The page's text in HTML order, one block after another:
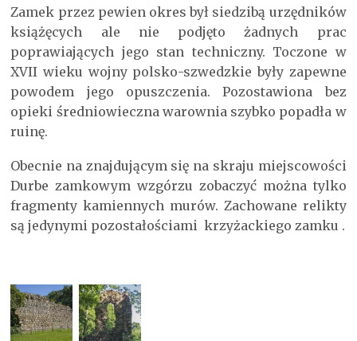
Zamek przez pewien okres był siedzibą urzędników
książęcych ale nie podjęto żadnych prac
poprawiających jego stan techniczny. Toczone w
XVII wieku wojny polsko-szwedzkie były zapewne
powodem jego opuszczenia. Pozostawiona bez
opieki średniowieczna warownia szybko popadła w
ruinę.
Obecnie na znajdującym się na skraju miejscowości
Durbe zamkowym wzgórzu zobaczyć można tylko
fragmenty kamiennych murów. Zachowane relikty
są jedynymi pozostałościami krzyżackiego zamku .